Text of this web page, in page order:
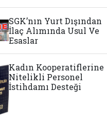
SGK’nın Yurt Dışından
İlaç Alımında Usul Ve
Esaslar
Kadın Kooperatiflerine
Nitelikli Personel
İstihdamı Desteği